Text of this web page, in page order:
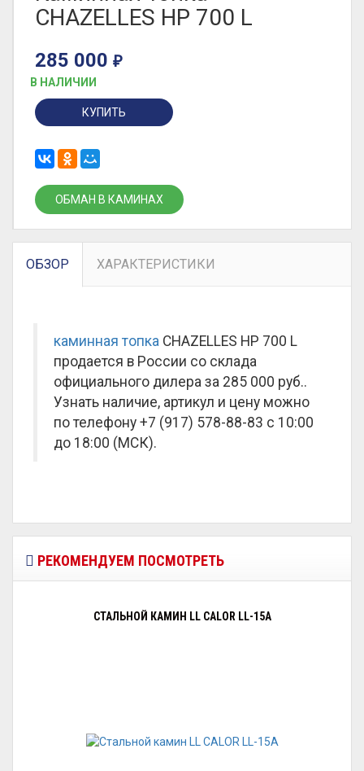
CHAZELLES HP 700 L
285 000 ₽
В НАЛИЧИИ
КУПИТЬ
ОБМАН В КАМИНАХ
ОБЗОР ХАРАКТЕРИСТИКИ
каминная топка CHAZELLES HP 700 L
продается в России со склада
официального дилера за 285 000 руб..
Узнать наличие, артикул и цену можно
по телефону +7 (917) 578-88-83 с 10:00
до 18:00 (МСК).
РЕКОМЕНДУЕМ ПОСМОТРЕТЬ
СТАЛЬНОЙ КАМИН LL CALOR LL-15A